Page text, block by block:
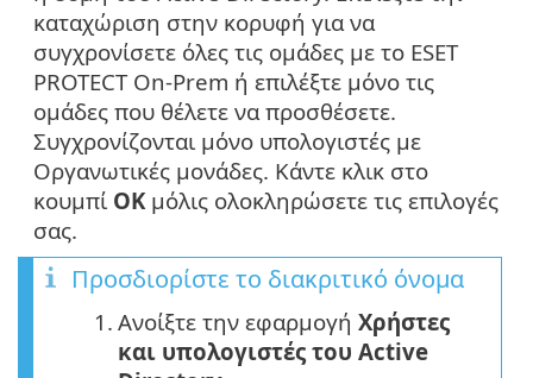
καταχώριση στην κορυφή για να
συγχρονίσετε όλες τις ομάδες με το ESET
PROTECT On-Prem ή επιλέξτε μόνο τις
ομάδες που θέλετε να προσθέσετε.
Συγχρονίζονται μόνο υπολογιστές με
Οργανωτικές μονάδες. Κάντε κλικ στο
κουμπί OK μόλις ολοκληρώσετε τις επιλογές
σας.
Προσδιορίστε το διακριτικό όνομα
1. Ανοίξτε την εφαρμογή Χρήστες
και υπολογιστές του Active